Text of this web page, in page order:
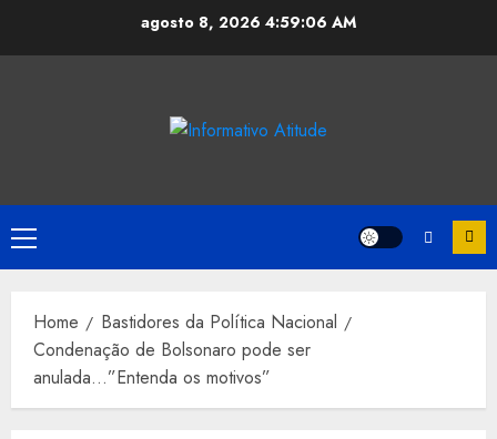
agosto 8, 2026 4:59:06 AM
Primary
Menu
Home
Bastidores da Política Nacional
Condenação de Bolsonaro pode ser
anulada…”Entenda os motivos”